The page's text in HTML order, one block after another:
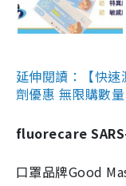
延伸閱讀：【快
劑優惠 無限購數
fluorecare
口罩品牌Good